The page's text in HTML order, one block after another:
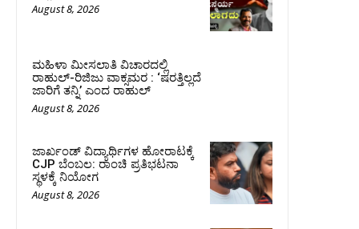
August 8, 2026
ಮಹಿಳಾ ಮೀಸಲಾತಿ ವಿಚಾರದಲ್ಲಿ
ರಾಹುಲ್‌-ರಿಜಿಜು ವಾಕ್ಸಮರ : ‘ಷರತ್ತಿಲ್ಲದೆ
ಜಾರಿಗೆ ತನ್ನಿ’ ಎಂದ ರಾಹುಲ್‌
August 8, 2026
ಜಾರ್ಖಂಡ್‌ ವಿದ್ಯಾರ್ಥಿಗಳ ಹೋರಾಟಕ್ಕೆ
CJP ಬೆಂಬಲ: ರಾಂಚಿ ಪ್ರತಿಭಟನಾ
ಸ್ಥಳಕ್ಕೆ ನಿಯೋಗ
August 8, 2026